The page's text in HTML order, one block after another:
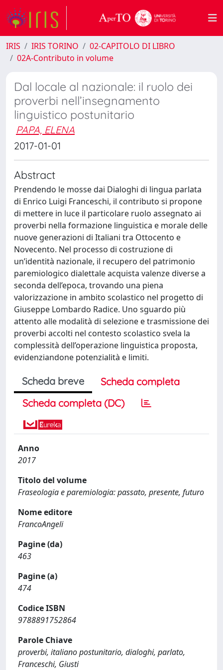
IRIS IRIS TORINO
02-CAPITOLO DI LIBRO
02A-Contributo in volume
Dal locale al nazionale: il ruolo dei
proverbi nell’insegnamento
linguistico postunitario
PAPA, ELENA
2017-01-01
Abstract
Prendendo le mosse dai Dialoghi di lingua parlata
di Enrico Luigi Franceschi, il contributo si propone
di mettere in luce il particolare ruolo assegnato ai
proverbi nella formazione linguistica e morale delle
nuove generazioni di Italiani tra Ottocento e
Novecento. Nel processo di costruzione di
un’identità nazionale, il recupero del patrimonio
paremiologico dialettale acquista valenze diverse a
seconda dell’epoca, trovando una piena
valorizzazione in ambito scolastico nel progetto di
Giuseppe Lombardo Radice. Uno sguardo più
attento alle modalità di selezione e trasmissione dei
proverbi accolti nel contesto scolastico svela la
complessità dell’operazione linguistica proposta,
evidenziandone potenzialità e limiti.
Scheda breve
Scheda completa
Scheda completa (DC)
Anno
2017
Titolo del volume
Fraseologia e paremiologia: passato, presente, futuro
Nome editore
FrancoAngeli
Pagine (da)
463
Pagine (a)
474
Codice ISBN
9788891752864
Parole Chiave
proverbi, italiano postunitario, dialoghi, parlato,
Franceschi, Giusti